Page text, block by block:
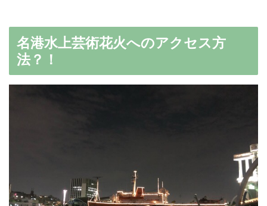
名港水上芸術花火へのアクセス方
法？！